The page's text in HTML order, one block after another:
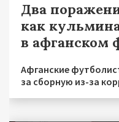
Два
как
в афганском
Афганские
за сборную из-за